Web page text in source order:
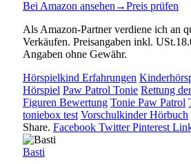
Bei Amazon ansehen →Preis prüfen
Als Amazon-Partner verdiene ich an
Verkäufen. Preisangaben inkl.
Angaben ohne Gewähr.
Hörspielkind Erfahrungen
Hörspiel Paw Patrol Tonie Rettung
Figuren Bewertung Tonie Paw Patrol
toniebox test Vorschulkinder Hörbuch
Share. Facebook Twitter Pinterest
Basti